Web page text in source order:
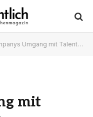
Umgang mit Talenten führt zu wachsendem Frust
mit